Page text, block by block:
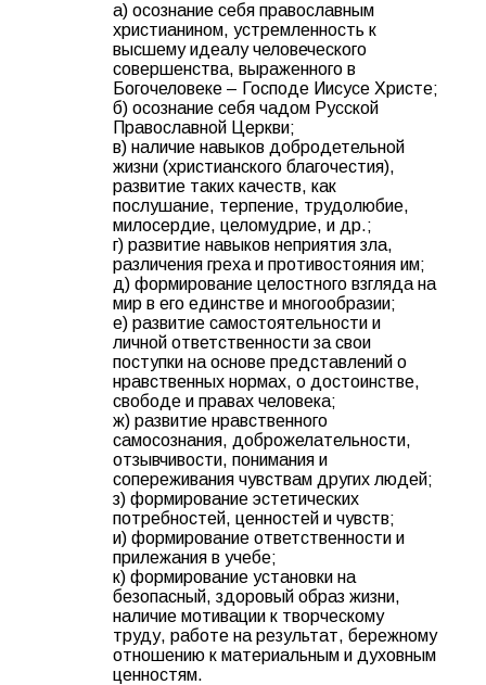
а) осознание себя православным
христианином, устремленность к
высшему идеалу человеческого
совершенства, выраженного в
Богочеловеке – Господе Иисусе Христе;
б) осознание себя чадом Русской
Православной Церкви;
в) наличие навыков добродетельной
жизни (христианского благочестия),
развитие таких качеств, как
послушание, терпение, трудолюбие,
милосердие, целомудрие, и др.;
г) развитие навыков неприятия зла,
различения греха и противостояния им;
д) формирование целостного взгляда на
мир в его единстве и многообразии;
е) развитие самостоятельности и
личной ответственности за свои
поступки на основе представлений о
нравственных нормах, о достоинстве,
свободе и правах человека;
ж) развитие нравственного
самосознания, доброжелательности,
отзывчивости, понимания и
сопереживания чувствам других людей;
з) формирование эстетических
потребностей, ценностей и чувств;
и) формирование ответственности и
прилежания в учебе;
к) формирование установки на
безопасный, здоровый образ жизни,
наличие мотивации к творческому
труду, работе на результат, бережному
отношению к материальным и духовным
ценностям.